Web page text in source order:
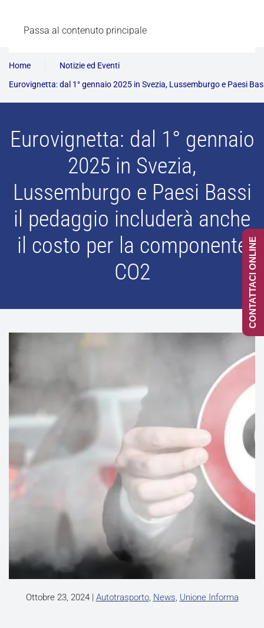
Passa al contenuto principale
Home
Notizie ed Eventi
Eurovignetta: dal 1° gennaio 2025 in Svezia, Lussemburgo e Paesi
Eurovignetta: dal 1° gennaio
2025 in Svezia,
Lussemburgo e Paesi Bassi
il pedaggio includerà anche
il costo per la componente
CO2
Ottobre 23, 2024| Autotrasporto, News, Unione Informa
CONTATTACI ONLINE